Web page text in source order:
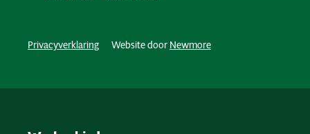
Privacyverklaring Website door Newmore